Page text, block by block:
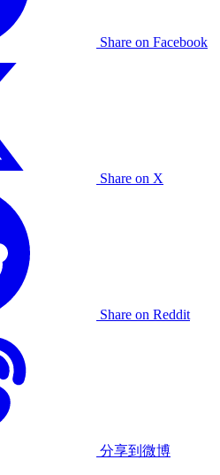
Share on Facebook
Share on X
Share on Reddit
分享到微博